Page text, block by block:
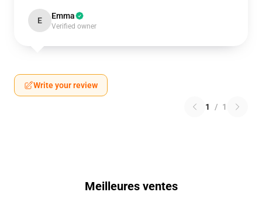
E Emma
Verified owner
Write your review
1 / 1
Meilleures ventes